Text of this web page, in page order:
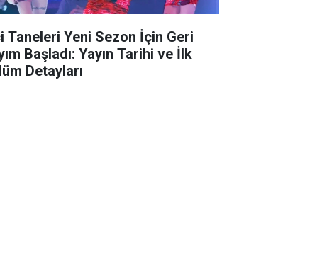
Taneleri Yeni Sezon İçin Geri
Başladı: Yayın Tarihi ve İlk
Detayları